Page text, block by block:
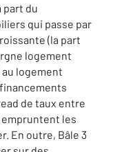
part du
qui passe par
(la part
logement
logement
de taux entre
empruntent les
En outre, Bâle 3